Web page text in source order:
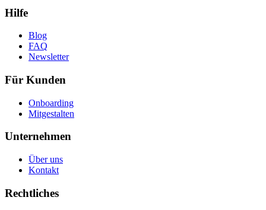
Hilfe
Blog
FAQ
Newsletter
Für Kunden
Onboarding
Mitgestalten
Unternehmen
Über uns
Kontakt
Rechtliches